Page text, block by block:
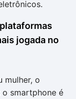
jogada no
mulher, o
smartphone é